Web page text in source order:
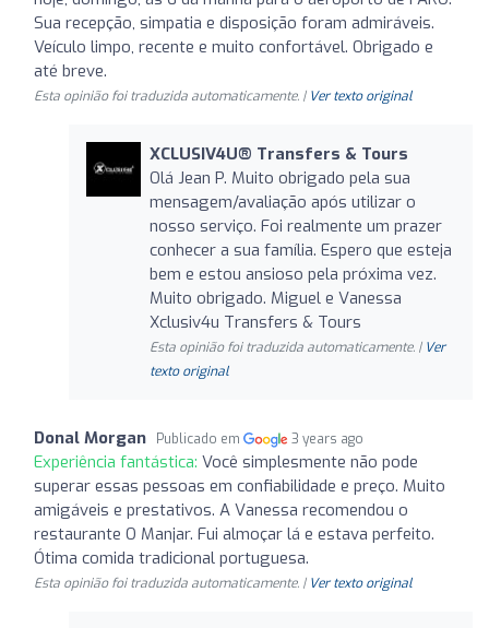
Sua recepção, simpatia e disposição foram admiráveis.
Veículo limpo, recente e muito confortável. Obrigado e
até breve.
Esta opinião foi traduzida automaticamente. | Ver texto original
XCLUSIV4U®️ Transfers & Tours
Olá Jean P. Muito obrigado pela sua
mensagem/avaliação após utilizar o
nosso serviço. Foi realmente um prazer
conhecer a sua família. Espero que esteja
bem e estou ansioso pela próxima vez.
Muito obrigado. Miguel e Vanessa
Xclusiv4u Transfers & Tours
Esta opinião foi traduzida automaticamente. | Ver
texto original
Donal Morgan Publicado em 3 years ago
Experiência fantástica: Você simplesmente não pode
superar essas pessoas em confiabilidade e preço. Muito
amigáveis e prestativos. A Vanessa recomendou o
restaurante O Manjar. Fui almoçar lá e estava perfeito.
Ótima comida tradicional portuguesa.
Esta opinião foi traduzida automaticamente. | Ver texto original